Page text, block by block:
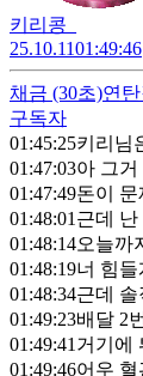
키리콩_
25.10.1101:49:46
채금 (30초)연
구독자
01:45:25키리님
01:47:03아 그
01:47:49돈이
01:48:01 근데
01:48:14오늘까
01:48:19너 힘들
01:48:34근데
01:49:23배달 2
01:49:41 거기에
01:49:46어우